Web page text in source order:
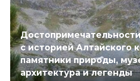
с историей Алтайского
памятники природы,
архитектура и легенды